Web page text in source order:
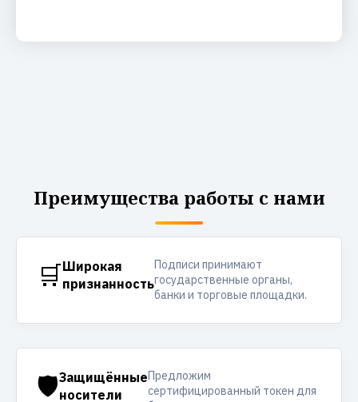
Преимущества работы с нами
🛒Широкая
признанность
Подписи принимают
государственные органы,
банки и торговые площадки.
🛡️Защищённые
носители
Предложим
сертифицированный токен для